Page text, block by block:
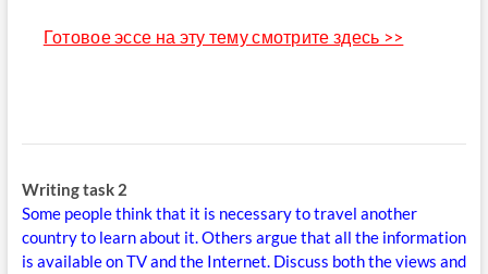
Готовое эссе на эту тему смотрите здесь >>
Writing task 2
Some people think that it is necessary to travel another
country to learn about it. Others argue that all the information
is available on TV and the Internet. Discuss both the views and